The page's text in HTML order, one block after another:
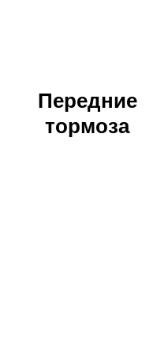
Передние
тормоза